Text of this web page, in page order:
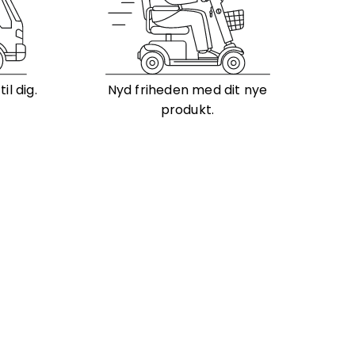
dig.
Nyd friheden med dit nye
produkt.